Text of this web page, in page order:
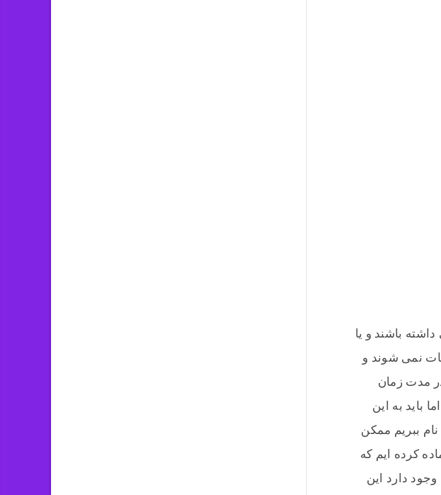
باشند و یا
نمی شوند و
مدت زمان
باید به این
ببریم ممکن
کرده ایم که
دارد این